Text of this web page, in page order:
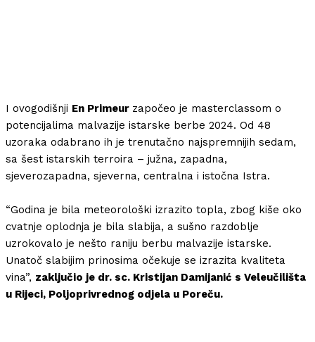
I ovogodišnji En Primeur započeo je masterclassom o
potencijalima malvazije istarske berbe 2024. Od 48
uzoraka odabrano ih je trenutačno najspremnijih sedam,
sa šest istarskih terroira – južna, zapadna,
sjeverozapadna, sjeverna, centralna i istočna Istra.
“Godina je bila meteorološki izrazito topla, zbog kiše oko
cvatnje oplodnja je bila slabija, a sušno razdoblje
uzrokovalo je nešto raniju berbu malvazije istarske.
Unatoč slabijim prinosima očekuje se izrazita kvaliteta
vina”, zaključio je dr. sc. Kristijan Damijanić s Veleučilišta
u Rijeci, Poljoprivrednog odjela u Poreču.